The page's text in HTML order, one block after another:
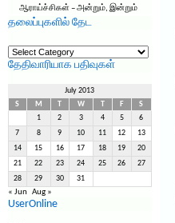
ஆராய்ச்சிகள் – அன்றும், இன்றும்
தலைப்புகளில் தேட
தலைப்புகளில்
தேட
தேதிவாரியாக பதிவுகள்
July 2013
S
M W F
S
1
2 3 4 5 6
7 8 9 10 11 12 13
14 15 16 17 18 19 20
21 22 23 24 25 26 27
28 29 30 31
« Jun Aug »
UserOnline